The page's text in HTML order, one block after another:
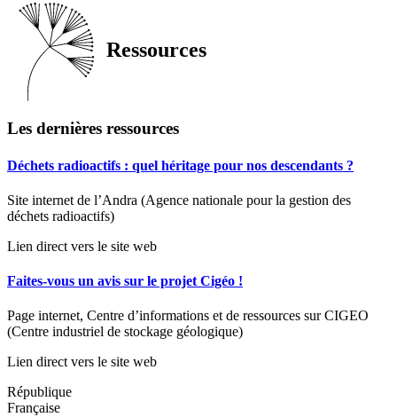
Ressources
Les dernières ressources
Déchets radioactifs : quel héritage pour nos descendants ?
Site internet de l’Andra (Agence nationale pour la gestion des
déchets radioactifs)
Lien direct vers le site web
Faites-vous un avis sur le projet Cigéo !
Page internet, Centre d’informations et de ressources sur CIGEO
(Centre industriel de stockage géologique)
Lien direct vers le site web
République
Française